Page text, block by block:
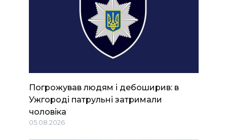
Погрожував людям і дебоширив: в
Ужгороді патрульні затримали
чоловіка
05.08.2026